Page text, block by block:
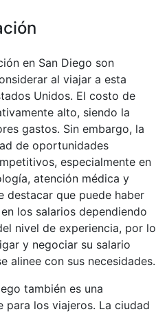
en San Diego son
al viajar a esta
Unidos. El costo de
alto, siendo la
gastos. Sin embargo, la
de oportunidades
especialmente en
atención médica y
destacar que puede haber
los salarios dependiendo
nivel de experiencia, por lo
y negociar su salario
alinee con sus necesidades.
también es una
los viajeros. La ciudad